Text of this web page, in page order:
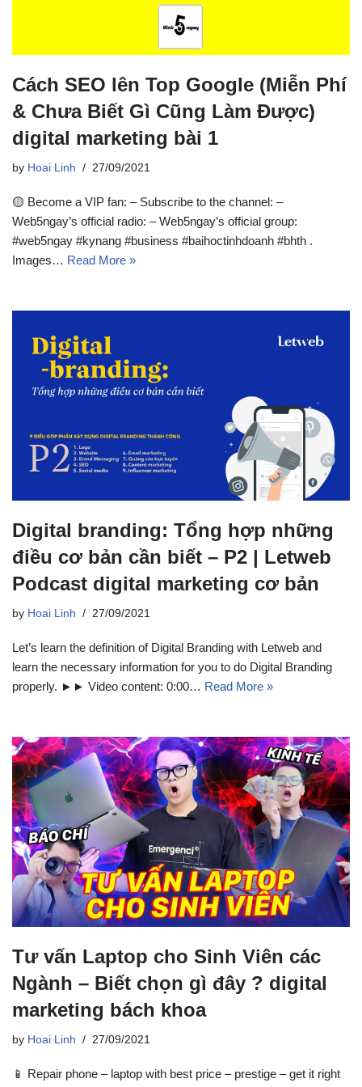
Cách SEO lên Top Google (Miễn Phí
& Chưa Biết Gì Cũng Làm Được)
digital marketing bài 1
by Hoai Linh 27/09/2021
🟡 Become a VIP fan: – Subscribe to the channel: –
Web5ngay’s official radio: – Web5ngay’s official group:
#web5ngay #kynang #business #baihoctinhdoanh #bhth .
Images… Read More »
Digital branding: Tổng hợp những
điều cơ bản cần biết – P2 | Letweb
Podcast digital marketing cơ bản
by Hoai Linh 27/09/2021
Let’s learn the definition of Digital Branding with Letweb and
learn the necessary information for you to do Digital Branding
properly. ►► Video content: 0:00… Read More »
Tư vấn Laptop cho Sinh Viên các
Ngành – Biết chọn gì đây ? digital
marketing bách khoa
by Hoai Linh 27/09/2021
📱 Repair phone – laptop with best price – prestige – get it right